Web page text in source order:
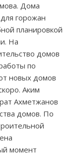
Дома
горожан
планировкой
На
домов
по
новых домов
Аким
Ахметжанов
домов. По
момент